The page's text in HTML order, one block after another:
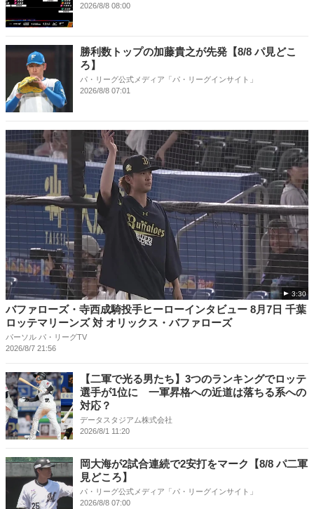
2026/8/8 08:00
勝利数トップの加藤貴之が先発【8/8 パ見どこ
ろ】
パ・リーグ公式メディア「パ・リーグインサイト」
2026/8/8 07:01
3:30
バファローズ・寺西成騎投手ヒーローインタビュー 8月7日 千葉
ロッテマリーンズ 対 オリックス・バファローズ
パーソル パ・リーグTV
2026/8/7 21:56
【二軍で光る男たち】3つのランキングでロッテ
選手が1位に 一軍昇格への近道は落ちる系への
対応？
データスタジアム株式会社
2026/8/1 11:20
岡大海が2試合連続で2安打をマーク【8/8 パ二軍
見どころ】
パ・リーグ公式メディア「パ・リーグインサイト」
2026/8/8 07:00